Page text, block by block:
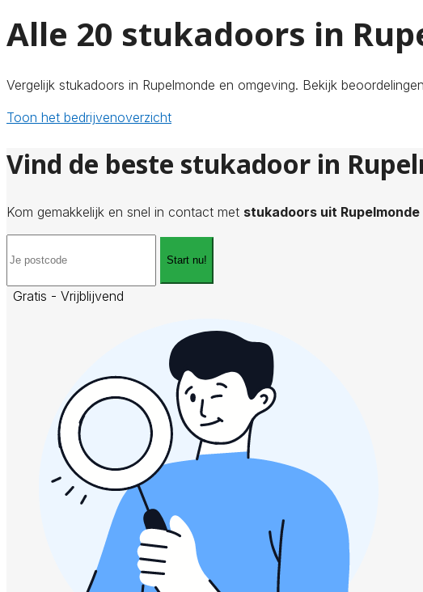
Alle 20 stukadoors in
Vergelijk stukadoors in Rupelmonde en omgeving. Bekijk
Toon het bedrijvenoverzicht
Vind de beste stukadoor in
Kom gemakkelijk en snel in contact met stukadoors uit Rupelmonde
Start nu!
Gratis - Vrijblijvend